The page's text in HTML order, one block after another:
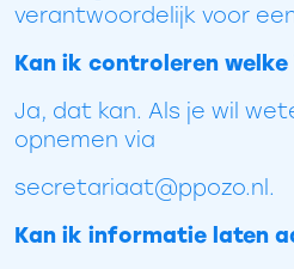
verantwoordelijk voor
Kan ik controleren
Ja, dat kan. Als je wil
opnemen via
secretariaat@ppozo.nl.
Kan ik informatie laten